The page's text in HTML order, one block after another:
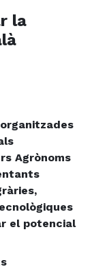
la
Agrònoms
el potencial